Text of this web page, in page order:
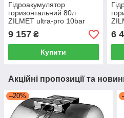
Гідроакумулятор
горизонтальний 80л
ZILMET ultra-pro 10bar
Італія
9 157 ₴
Купити
6
Акційні пропозиції та
–20%